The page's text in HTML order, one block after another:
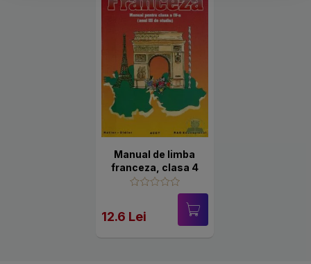
Manual de limba
franceza, clasa 4
12.6 Lei